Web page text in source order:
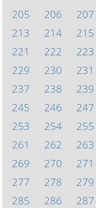
205
206 207
213
214 215
221
222 223
229
230 231
237
238 239
245
246 247
253
254 255
261
262 263
269
270 271
277
278 279
285
286 287